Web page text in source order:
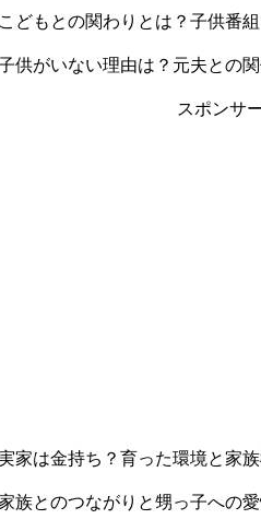
どもとの関わりとは？子供番
供がいない理由は？元夫との
スポンサ
家は金持ち？育った環境と家
族とのつながりと甥っ子への